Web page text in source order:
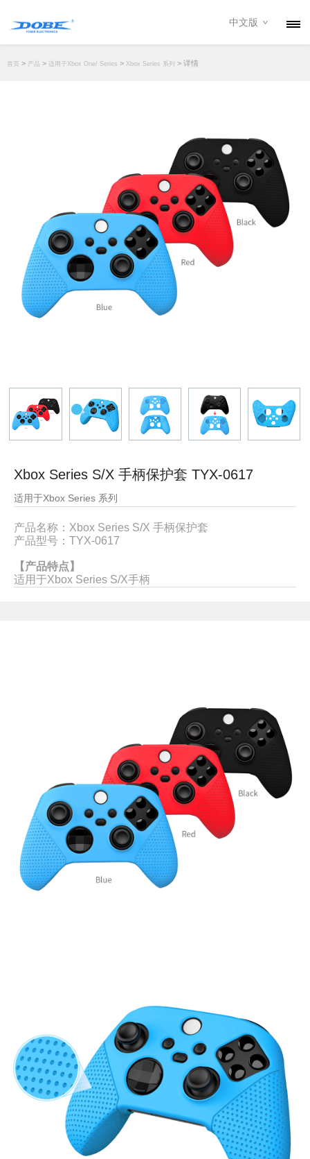
中文版
首页 > 产品 > 适用于Xbox One/ Series > Xbox Series 系列 > 详情
Xbox Series S/X 手柄保护套 TYX-0617
适用于Xbox Series 系列
产品名称： Xbox Series S/X 手柄保护套
产品型号： TYX-0617
【产品特点】
适用于Xbox Series S/X手柄